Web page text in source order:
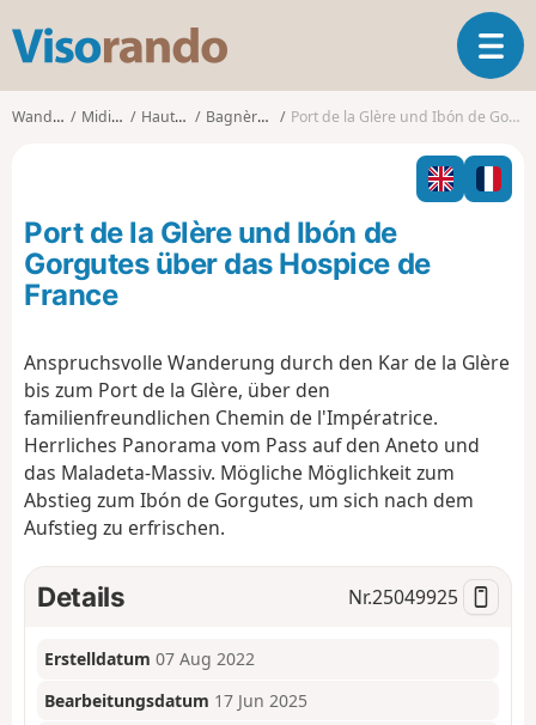
s
o
o
T
o
g
l
n
t
Wanderungen Midi-Pyrénées Haute-Garonne Bagnères-de-Luchon Port de la Glère und Ibón de Gorgutes über das Hospice de France
Port de la Glère und Ibón de
Gorgutes über das Hospice de
France
Anspruchsvolle Wanderung durch den Kar de la Glère
bis zum Port de la Glère, über den
familienfreundlichen Chemin de l'Impératrice.
Herrliches Panorama vom Pass auf den Aneto und
das Maladeta-Massiv. Mögliche Möglichkeit zum
Abstieg zum Ibón de Gorgutes, um sich nach dem
Aufstieg zu erfrischen.
Details Nr.25049925
Erstelldatum 07 Aug 2022
Bearbeitungsdatum 17 Jun 2025